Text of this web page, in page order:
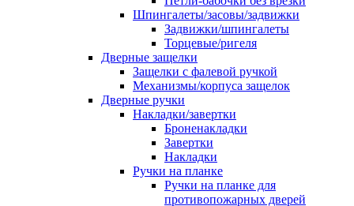
Шпингалеты/засовы/задвижки
Задвижки/шпингалеты
Торцевые/ригеля
Дверные защелки
Защелки с фалевой ручкой
Механизмы/корпуса защелок
Дверные ручки
Накладки/завертки
Броненакладки
Завертки
Накладки
Ручки на планке
Ручки на планке для
противопожарных дверей